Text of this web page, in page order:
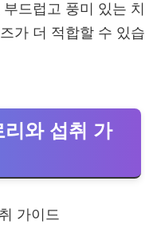
드럽고 풍미 있는 치
가 더 적합할 수 있습
리와 섭취 가